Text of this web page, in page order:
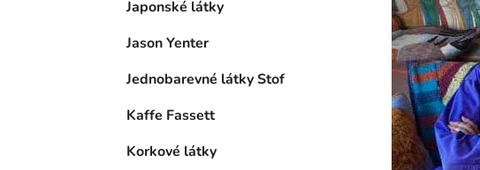
Japonské látky
Jason Yenter
Jednobarevné látky Stof
Kaffe Fassett
Korkové látky